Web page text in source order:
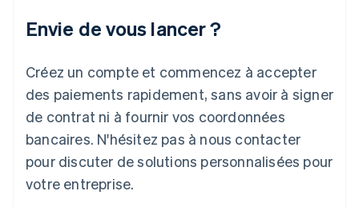
Envie de vous lancer ?
Créez un compte et commencez à accepter
des paiements rapidement, sans avoir à signer
de contrat ni à fournir vos coordonnées
bancaires. N'hésitez pas à nous contacter
pour discuter de solutions personnalisées pour
votre entreprise.
English
Italie
Japon
日本語
Lettonie
English
Liechtenstein
DeutschEnglish
English